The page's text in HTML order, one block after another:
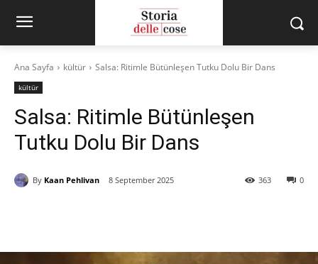
Ana Sayfa kültür Salsa: Ritimle Bütünleşen Tutku Dolu Bir Dans
kültür
Salsa: Ritimle Bütünleşen
Tutku Dolu Bir Dans
By Kaan Pehlivan 8 September 2025 0
363